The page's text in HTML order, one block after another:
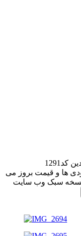
ها و قیمت بروز می
نسخه سبک وب سایت